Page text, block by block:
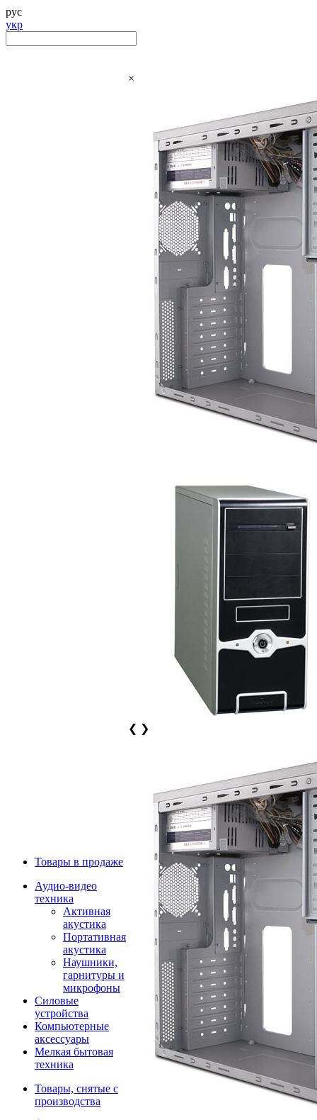
рус
укр
Товары в продаже
Аудио-видео
техника
Активная
акустика
Портативная
акустика
Наушники,
гарнитуры и
микрофоны
Силовые
устройства
Компьютерные
аксессуары
Мелкая бытовая
техника
Товары, снятые с
производства
×
❮ ❯